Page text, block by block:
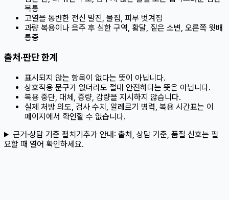
복통
고열을 동반한 전신 발진, 물집, 피부 벗겨짐
과량 복용이나 음주 후 심한 구역, 황달, 짙은 소변, 오른쪽 윗배
통증
출처·판단 한계
표시되지 않는 항목이 없다는 뜻이 아닙니다.
상호작용 문구가 없더라도 절대 안전하다는 뜻은 아닙니다.
복용 중단, 대체, 증량, 감량을 지시하지 않습니다.
실제 처방 의도, 검사 수치, 알레르기 병력, 복용 시간표는 이
페이지에서 확인할 수 없습니다.
근거·상담 기준 펼치기추가 안내: 출처, 상담 기준, 품질 신호는 필
요할 때 열어 확인하세요.